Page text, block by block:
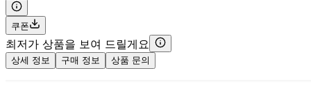
쿠폰
최저가 상품을 보여 드릴게요
상세 정보 구매 정보 상품 문의